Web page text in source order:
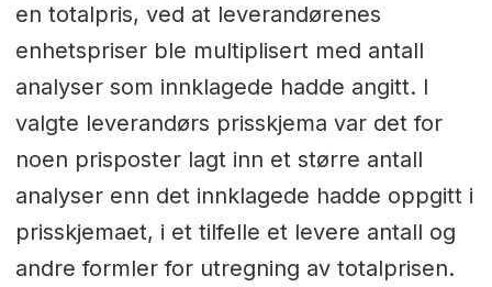
en totalpris, ved at leverandørenes
enhetspriser ble multiplisert med antall
analyser som innklagede hadde angitt. I
valgte leverandørs prisskjema var det for
noen prisposter lagt inn et større antall
analyser enn det innklagede hadde oppgitt i
prisskjemaet, i et tilfelle et levere antall og
andre formler for utregning av totalprisen.